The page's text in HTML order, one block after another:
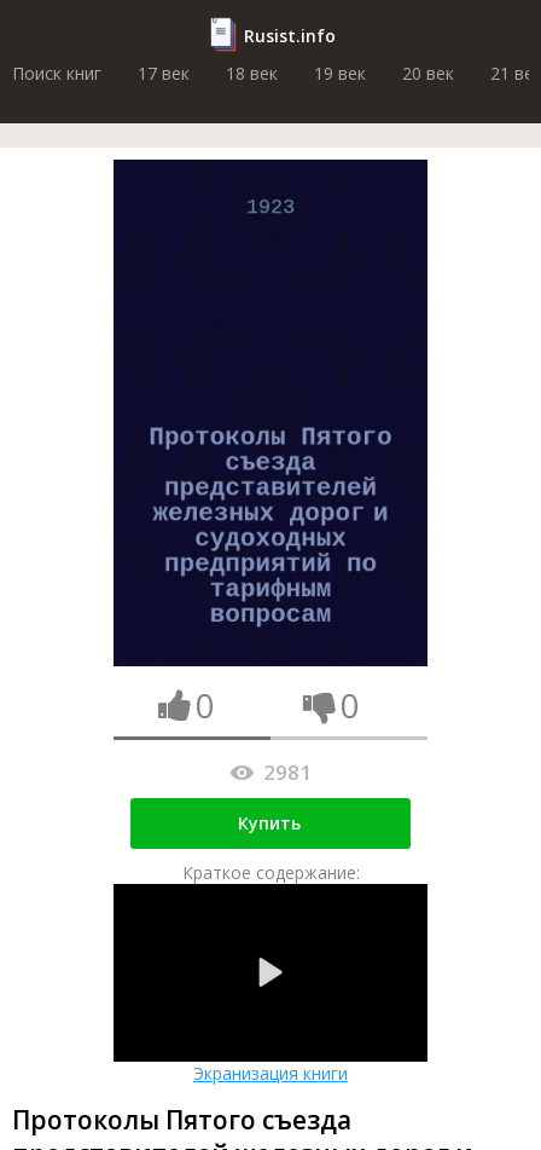
Rusist.info
Поиск книг
17 век 18 век 19 век 20 век 21 век
0 0
2981
Купить
Краткое содержание:
Экранизация книги
Протоколы Пятого съезда